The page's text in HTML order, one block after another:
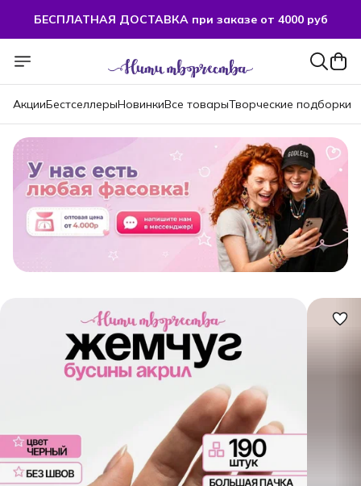
БЕСПЛАТНАЯ ДОСТАВКА при заказе от 4000 руб
АкцииБестселлерыНовинкиВсе товарыТворческие подборки